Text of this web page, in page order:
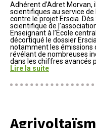
Adhérent d’Adret
scientifiques au service de
contre le projet Erscia.
scientifique de
Enseignant à l’École
décortiqué le dossier
notamment les émissions
révélant de nombreuses
dans les chiffres avancés
Lire la suite